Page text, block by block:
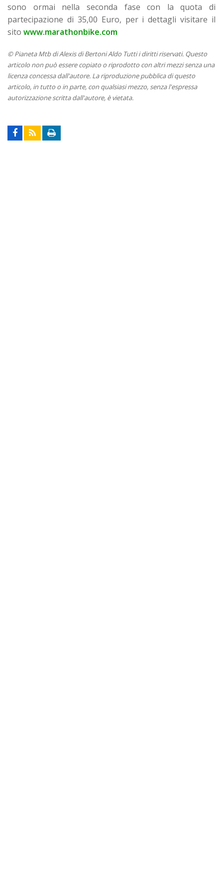
sono ormai nella seconda fase con la quota di
partecipazione di 35,00 Euro, per i dettagli visitare il
sito www.marathonbike.com
© Pianeta Mtb di Alexis di Bertoni Aldo Tutti i diritti riservati. Questo
articolo non può essere copiato o riprodotto con altri mezzi senza una
licenza concessa dall'autore. La riproduzione pubblica di questo
articolo, in tutto o in parte, con qualsiasi mezzo, senza l'espressa
autorizzazione scritta dall'autore, è vietata.